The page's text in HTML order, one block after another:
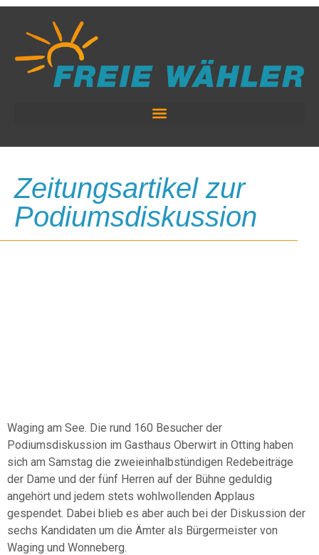
Zeitungsartikel zur
Podiumsdiskussion
Waging am See. Die rund 160 Besucher der
Podiumsdiskussion im Gasthaus Oberwirt in Otting haben
sich am Samstag die zweieinhalbstündigen Redebeiträge
der Dame und der fünf Herren auf der Bühne geduldig
angehört und jedem stets wohlwollenden Applaus
gespendet. Dabei blieb es aber auch bei der Diskussion der
sechs Kandidaten um die Ämter als Bürgermeister von
Waging und Wonneberg.